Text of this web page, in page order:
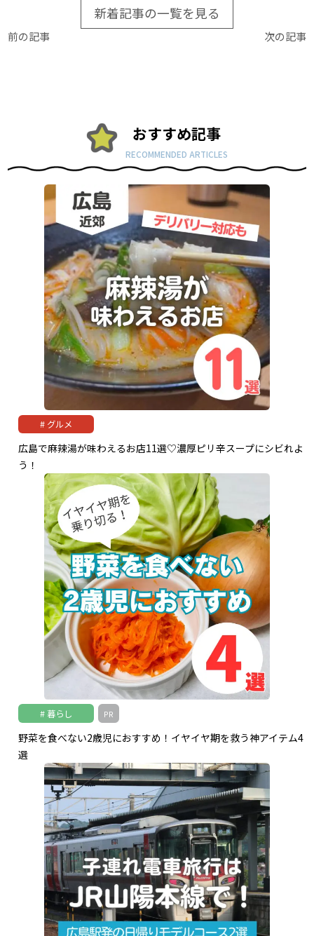
新着記事の一覧を見る
前の記事 次の記事
おすすめ記事
RECOMMENDED ARTICLES
グルメ
広島で麻辣湯が味わえるお店11選♡濃厚ピリ辛スープにシビれよ
う！
暮らし PR
野菜を食べない2歳児におすすめ！イヤイヤ期を救う神アイテム4
選